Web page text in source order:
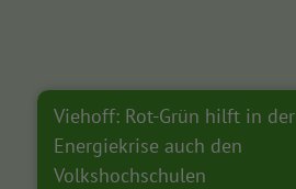
Viehoff: Rot-Grün hilft in der
Energiekrise auch den
Volkshochschulen